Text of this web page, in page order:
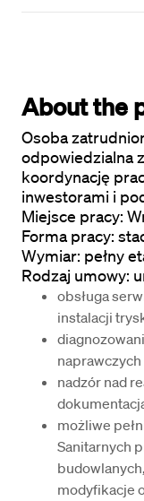
About the
Osoba
odpowiedzialna
koordynację
inwestorami i
Miejsce pracy:
Forma pracy:
Wymiar: pełny
Rodzaj umowy:
obsługa
instalacji
nadzór nad
możliwe
Sanitarnych
modyfikacje